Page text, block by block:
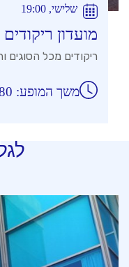
שלישי, 19:00
מועדון ריקודים
ריקודים מכל הסוגים
משך המופע: 80 ד׳